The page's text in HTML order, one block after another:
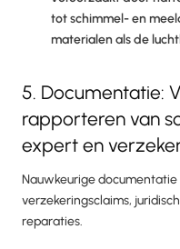
tot schimmel- en
materialen als de
5. Documentatie:
rapporteren van
expert en
Nauwkeurige
verzekeringsclaims,
reparaties.